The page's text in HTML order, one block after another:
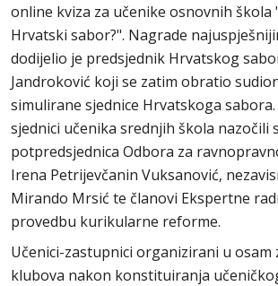
online kviza za učenike osnovnih škola
Hrvatski sabor?". Nagrade
dodijelio je predsjednik Hrvatskog
Jandroković koji se zatim obratio
simulirane sjednice Hrvatskoga
sjednici učenika srednjih škola nazočili
potpredsjednica Odbora za
Irena Petrijevčanin Vuksanović,
Mirando Mrsić te članovi Ekspertne
provedbu kurikularne reforme.
Učenici-zastupnici organizirani u osam
klubova nakon konstituiranja